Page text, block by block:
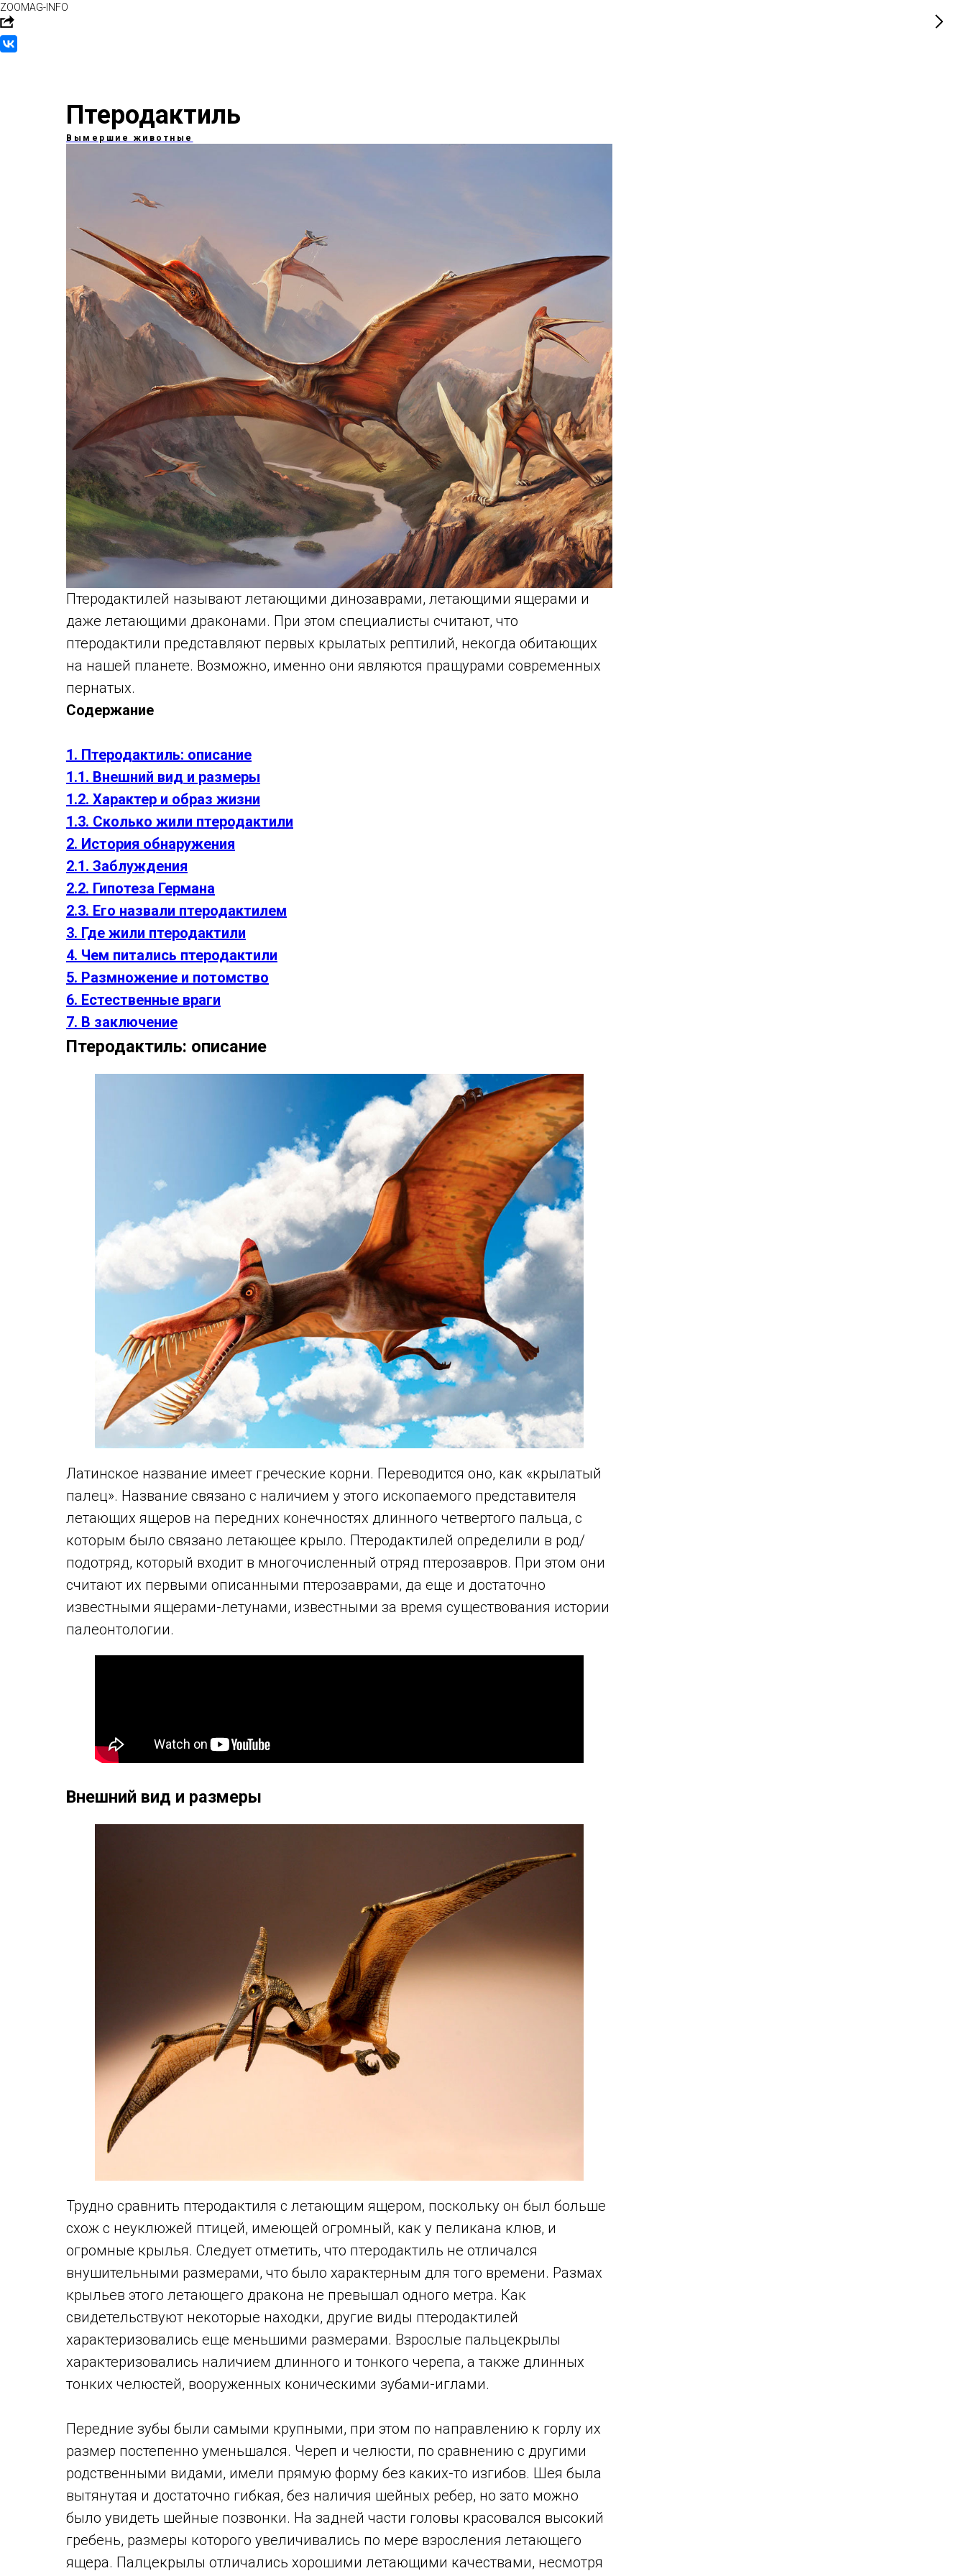
ZOOMAG-INFO
Птеродактиль
Вымершие животные
Птеродактилей называют летающими динозаврами, летающими ящерами и
даже летающими драконами. При этом специалисты считают, что
птеродактили представляют первых крылатых рептилий, некогда обитающих
на нашей планете. Возможно, именно они являются пращурами современных
пернатых.
Содержание
1. Птеродактиль: описание
1.1. Внешний вид и размеры
1.2. Характер и образ жизни
1.3. Сколько жили птеродактили
2. История обнаружения
2.1. Заблуждения
2.2. Гипотеза Германа
2.3. Его назвали птеродактилем
3. Где жили птеродактили
4. Чем питались птеродактили
5. Размножение и потомство
6. Естественные враги
7. В заключение
Птеродактиль: описание
Латинское название имеет греческие корни. Переводится оно, как «крылатый
палец». Название связано с наличием у этого ископаемого представителя
летающих ящеров на передних конечностях длинного четвертого пальца, с
которым было связано летающее крыло. Птеродактилей определили в род/
подотряд, который входит в многочисленный отряд птерозавров. При этом они
считают их первыми описанными птерозаврами, да еще и достаточно
известными ящерами-летунами, известными за время существования истории
палеонтологии.
Внешний вид и размеры
Трудно сравнить птеродактиля с летающим ящером, поскольку он был больше
схож с неуклюжей птицей, имеющей огромный, как у пеликана клюв, и
огромные крылья. Следует отметить, что птеродактиль не отличался
внушительными размерами, что было характерным для того времени. Размах
крыльев этого летающего дракона не превышал одного метра. Как
свидетельствуют некоторые находки, другие виды птеродактилей
характеризовались еще меньшими размерами. Взрослые пальцекрылы
характеризовались наличием длинного и тонкого черепа, а также длинных
тонких челюстей, вооруженных коническими зубами-иглами.
Передние зубы были самыми крупными, при этом по направлению к горлу их
размер постепенно уменьшался. Череп и челюсти, по сравнению с другими
родственными видами, имели прямую форму без каких-то изгибов. Шея была
вытянутая и достаточно гибкая, без наличия шейных ребер, но зато можно
было увидеть шейные позвонки. На задней части головы красовался высокий
гребень, размеры которого увеличивались по мере взросления летающего
ящера. Палцекрылы отличались хорошими летающими качествами, несмотря